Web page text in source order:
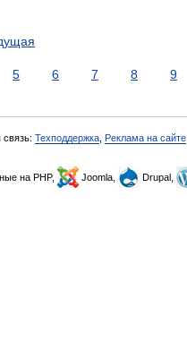
5 6 7 8 9
Техподдержка Реклама на сайте
на PHP, Joomla, Drupal,